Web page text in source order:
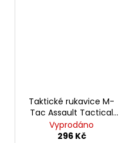
Taktické rukavice M-
Tac Assault Tactical
Mk.3
Vyprodáno
296 Kč